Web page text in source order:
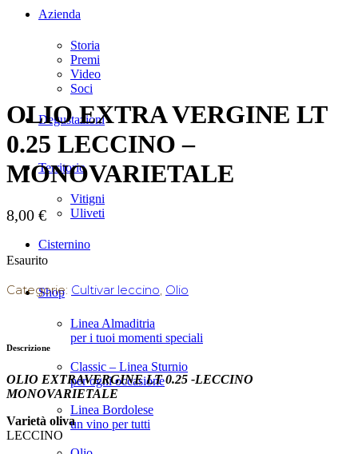
Azienda
Storia
Premi
Video
Soci
Degustazioni
Territorio
Vitigni
Uliveti
Cisternino
Shop
Linea Almaditria
per i tuoi momenti speciali
Classic – Linea Sturnio
per ogni occasione
Linea Bordolese
un vino per tutti
OLIO EXTRA VERGINE LT
0.25 LECCINO –
MONOVARIETALE
8,00 €
Esaurito
Categorie: Cultivar leccino, Olio
Descrizione
OLIO EXTRAVERGINE LT 0.25 -LECCINO
MONOVARIETALE
Varietà oliva
LECCINO